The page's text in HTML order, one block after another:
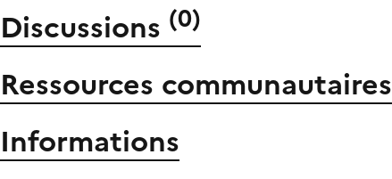
Discussions (0)
Ressources communautaires
Informations